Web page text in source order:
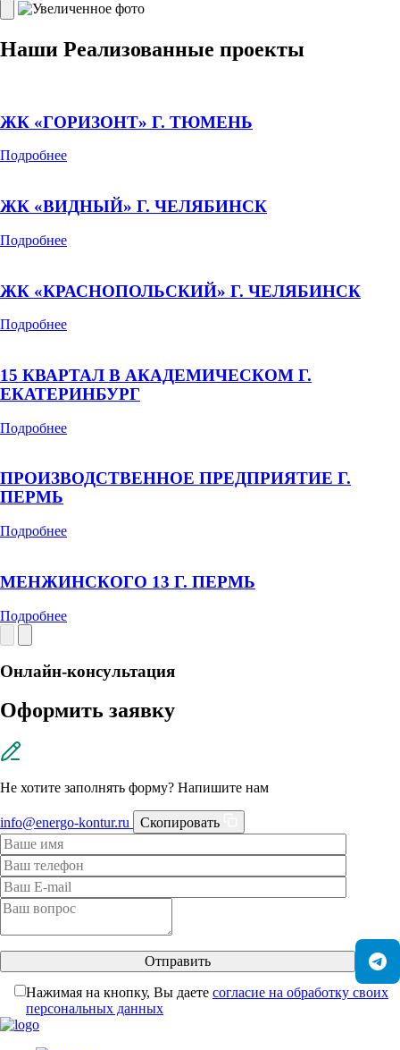
Наши Реализованные проекты
ЖК «ГОРИЗОНТ» Г. ТЮМЕНЬ
Подробнее
ЖК «ВИДНЫЙ» Г. ЧЕЛЯБИНСК
Подробнее
ЖК «КРАСНОПОЛЬСКИЙ» Г. ЧЕЛЯБИНСК
Подробнее
15 КВАРТАЛ В АКАДЕМИЧЕСКОМ Г.
ЕКАТЕРИНБУРГ
Подробнее
ПРОИЗВОДСТВЕННОЕ ПРЕДПРИЯТИЕ Г.
ПЕРМЬ
Подробнее
МЕНЖИНСКОГО 13 Г. ПЕРМЬ
Подробнее
Онлайн-консультация
Оформить заявку
Не хотите заполнять форму? Напишите нам
info@energo-kontur.ru Скопировать
Отправить
Нажимая на кнопку, Вы даете согласие на обработку своих
персональных данных